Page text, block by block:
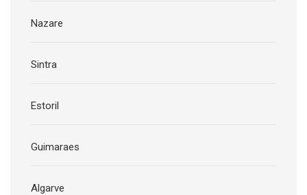
Nazare
Sintra
Estoril
Guimaraes
Algarve